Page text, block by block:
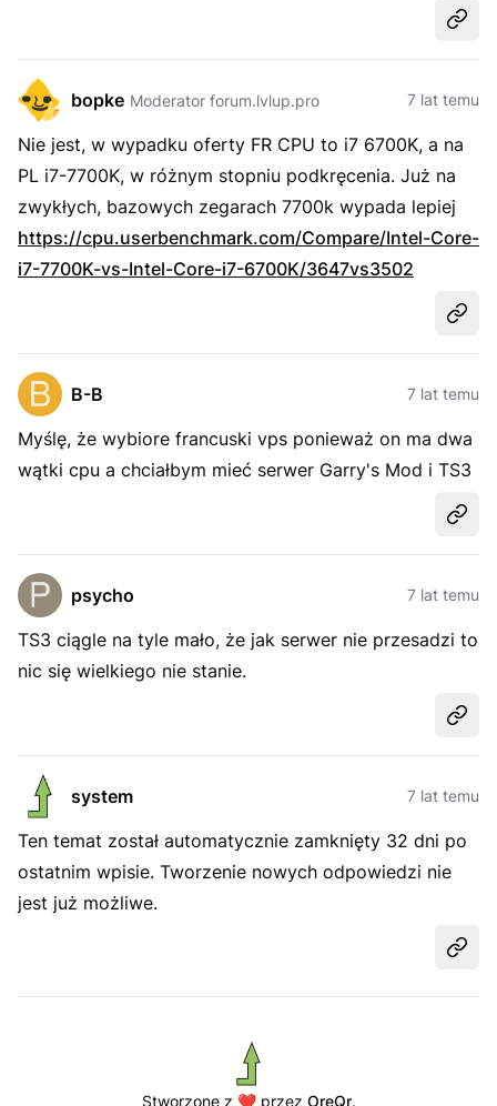
bopke Moderator forum.lvlup.pro 7 lat temu
Nie jest, w wypadku oferty FR CPU to i7 6700K, a na
PL i7-7700K, w różnym stopniu podkręcenia. Już na
zwykłych, bazowych zegarach 7700k wypada lepiej
https://cpu.userbenchmark.com/Compare/Intel-Core-
i7-7700K-vs-Intel-Core-i7-6700K/3647vs3502
B-B 7 lat temu
Myślę, że wybiore francuski vps ponieważ on ma dwa
wątki cpu a chciałbym mieć serwer Garry's Mod i TS3
psycho 7 lat temu
TS3 ciągle na tyle mało, że jak serwer nie przesadzi to
nic się wielkiego nie stanie.
system 7 lat temu
Ten temat został automatycznie zamknięty 32 dni po
ostatnim wpisie. Tworzenie nowych odpowiedzi nie
jest już możliwe.
Stworzone z ❤️ przez OreQr.